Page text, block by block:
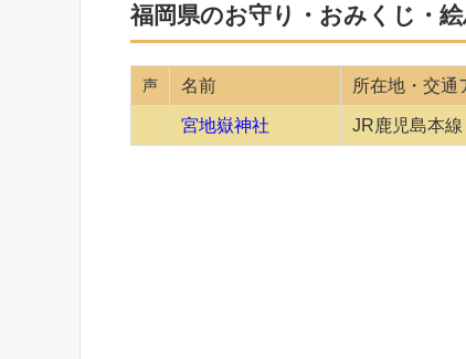
福岡県のお守り・おみくじ・
声 名前 所在地・交通
宮地嶽神社 JR鹿児島本